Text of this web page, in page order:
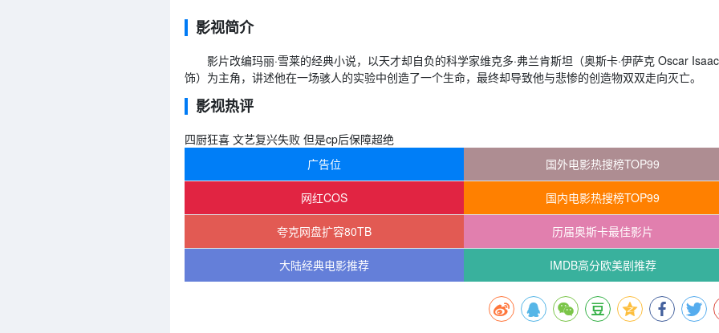
影视简介
影片改编玛丽·雪莱的经典小说，以天才却自负的科学家维克多·弗兰肯斯坦（奥斯卡·伊萨克 Oscar Isaac
饰）为主角，讲述他在一场骇人的实验中创造了一个生命，最终却导致他与悲惨的创造物双双走向灭亡。
影视热评
四厨狂喜 文艺复兴失败 但是cp后保障超绝
广告位
国外电影热搜榜TOP99
网红COS 国内电影热搜榜TOP99
夸克网盘扩容80TB 历届奥斯卡最佳影片
大陆经典电影推荐 IMDB高分欧美剧推荐